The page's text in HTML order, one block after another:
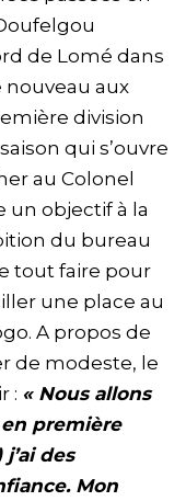
de Lomé dans
nouveau aux
division
qui s’ouvre
au Colonel
un objectif à la
du bureau
tout faire pour
une place au
A propos de
de modeste, le
: « Nous allons
première
des
Mon